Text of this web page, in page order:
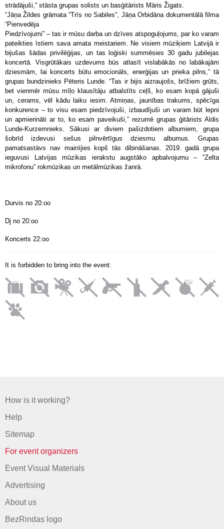
strādājuši,” stāsta grupas solists un basģitārists Māris Žigats.
“Jāņa Žildes grāmata “Trīs no Sabiles”, Jāņa Orbidāna dokumentālā filma
“Pienvedēja
Piedzīvojumi” – tas ir mūsu darba un dzīves atspoguļojums, par ko varam
pateikties īstiem sava amata meistariem. Ne visiem mūziķiem Latvijā ir
bijušas šādas privilēģijas, un tas loģiski summēsies 30 gadu jubilejas
koncertā. Visgrūtākais uzdevums būs atlasīt vislabākās no labākajām
dziesmām, lai koncerts būtu emocionāls, enerģijas un prieka pilns,” tā
grupas bundzinieks Pēteris Lunde. “Tas ir bijis aizraujošs, brīžiem grūts,
bet vienmēr mūsu mīļo klausītāju atbalstīts ceļš, ko esam kopā gājuši
un, cerams, vēl kādu laiku iesim. Atmiņas, jaunības trakums, spēcīga
konkurence – to visu esam piedzīvojuši, izbaudījuši un varam būt lepni
un apmierināti ar to, ko esam paveikuši,” rezumē grupas ģitārists Aldis
Lunde-Kurzemnieks. Sākusi ar diviem pašizdotiem albumiem, grupa
šobrīd izdevusi sešus pilnvērtīgus dziesmu albumus. Grupas
pamatsastāvs nav mainījies kopš tās dibināšanas. 2019. gadā grupa
ieguvusi Latvijas mūzikas ierakstu augstāko apbalvojumu – “Zelta
mikrofonu” rokmūzikas un metālmūzikas žanrā.
Durvis no 20:oo
Dj no 20:oo
Koncerts 22:oo
It is forbidden to bring into the event:
How is it working?
Help
Sitemap
For event organizers
Event Visual Materials
Advertising
About us
BezRindas logo